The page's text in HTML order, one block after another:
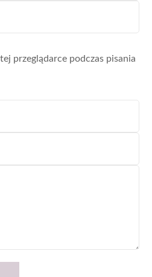
przeglądarce podczas pisania